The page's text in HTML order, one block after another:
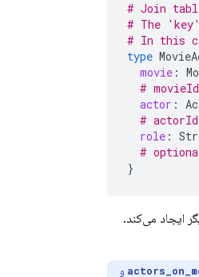
# Join
# The
# In this
type
movie :
#
actor :
#
role :
#
}
ایجاد می‌کند.
و